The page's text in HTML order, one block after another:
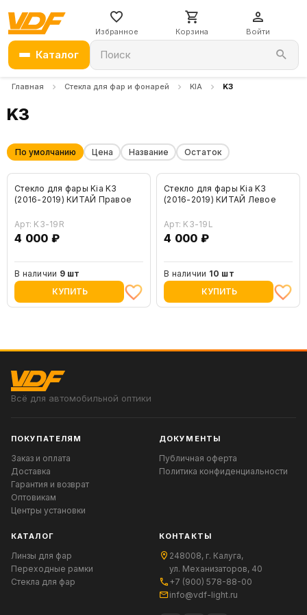
Избранное Корзина Войти
Каталог Поиск
Главная Стекла для фар и фонарей KIA K3
K3
По умолчанию Цена Название Остаток
Стекло для фары Kia K3
(2016-2019) КИТАЙ Правое
Арт: K3-19R
4 000 ₽
В наличии 9 шт
КУПИТЬ
Стекло для фары Kia K3
(2016-2019) КИТАЙ Левое
Арт: K3-19L
4 000 ₽
В наличии 10 шт
КУПИТЬ
Всё для автомобильной оптики
ПОКУПАТЕЛЯМ
Заказ и оплата
Доставка
Гарантия и возврат
Оптовикам
Центры установки
ДОКУМЕНТЫ
Публичная оферта
Политика конфиденциальности
КАТАЛОГ
Линзы для фар
Переходные рамки
Стекла для фар
КОНТАКТЫ
248008, г. Калуга,
ул. Механизаторов, 40
+7 (900) 578-88-00
info@vdf-light.ru